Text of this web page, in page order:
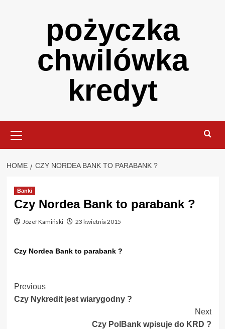
pożyczka
chwilówka
kredyt
Menu
HOME CZY NORDEA BANK TO PARABANK ?
Banki
Czy Nordea Bank to parabank ?
Józef Kamiński 23 kwietnia 2015
Czy Nordea Bank to parabank ?
Post
Navigation
Previous
Czy Nykredit jest wiarygodny ?
Next
Czy PolBank wpisuje do KRD ?